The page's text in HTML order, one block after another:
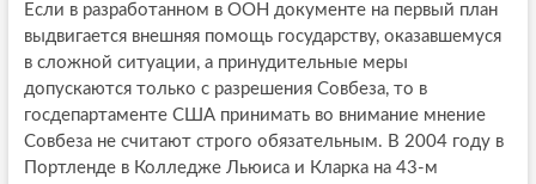
Если в разработанном в ООН документе на первый план
выдвигается внешняя помощь государству, оказавшемуся
в сложной ситуации, а принудительные меры
допускаются только с разрешения Совбеза, то в
госдепартаменте США принимать во внимание мнение
Совбеза не считают строго обязательным. В 2004 году в
Портленде в Колледже Льюиса и Кларка на 43-м